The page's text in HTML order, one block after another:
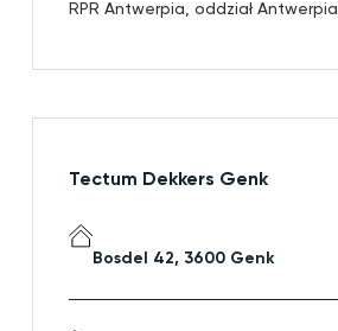
RPR Antwerpia, oddział Antwerpia
Tectum Dekkers Genk
Bosdel 42, 3600 Genk